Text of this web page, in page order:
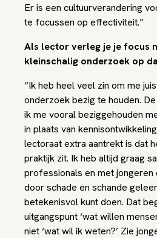
Er is een cultuurverandering
te focussen op effectiviteit.”
Als lector verleg je je focus
kleinschalig onderzoek op
“Ik heb heel veel zin om me
onderzoek bezig te houden.
ik me vooral beziggehouden
in plaats van
lectoraat extra aantrekt is dat
praktijk zit. Ik heb altijd graag
professionals en met jongeren
door schade en schande
betekenisvol kunt doen. Dat
uitgangspunt ‘wat willen
niet ‘wat wil ik weten?’ Zie